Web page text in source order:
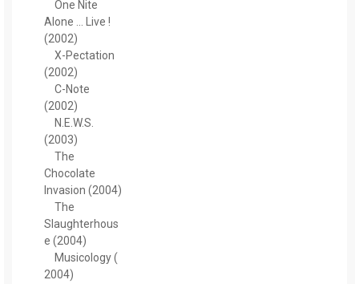
One Nite
Alone ... Live !
(2002)
X-Pectation
(2002)
C-Note
(2002)
N.E.W.S.
(2003)
The
Chocolate
Invasion (2004)
The
Slaughterhous
e (2004)
Musicology (
2004)